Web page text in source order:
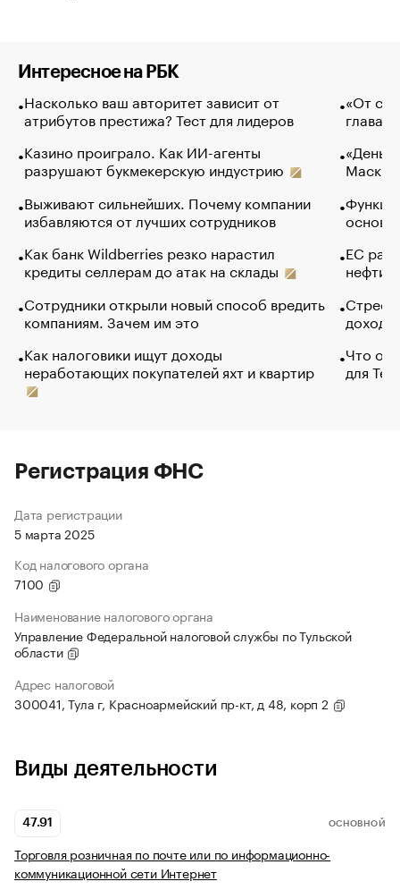
Интересное на РБК
Насколько ваш авторитет зависит от
атрибутов престижа? Тест для лидеров
Казино проиграло. Как ИИ-агенты
разрушают букмекерскую индустрию
Выживают сильнейших. Почему компании
избавляются от лучших сотрудников
Как банк Wildberries резко нарастил
кредиты селлерам до атак на склады
Сотрудники открыли новый способ вредить
компаниям. Зачем им это
Как налоговики ищут доходы
неработающих покупателей яхт и квартир
«От
глава
Маск в
основ
ЕС
нефти
Что
для
Регистрация ФНС
Дата регистрации
5 марта 2025
Код налогового органа
7100
Наименование налогового органа
Управление Федеральной налоговой службы по Тульской
области
Адрес налоговой
300041, Тула г, Красноармейский пр-кт, д 48, корп 2
Виды деятельности
47.91 ОСНОВНОЙ
Торговля розничная по почте или по информационно-
коммуникационной сети Интернет